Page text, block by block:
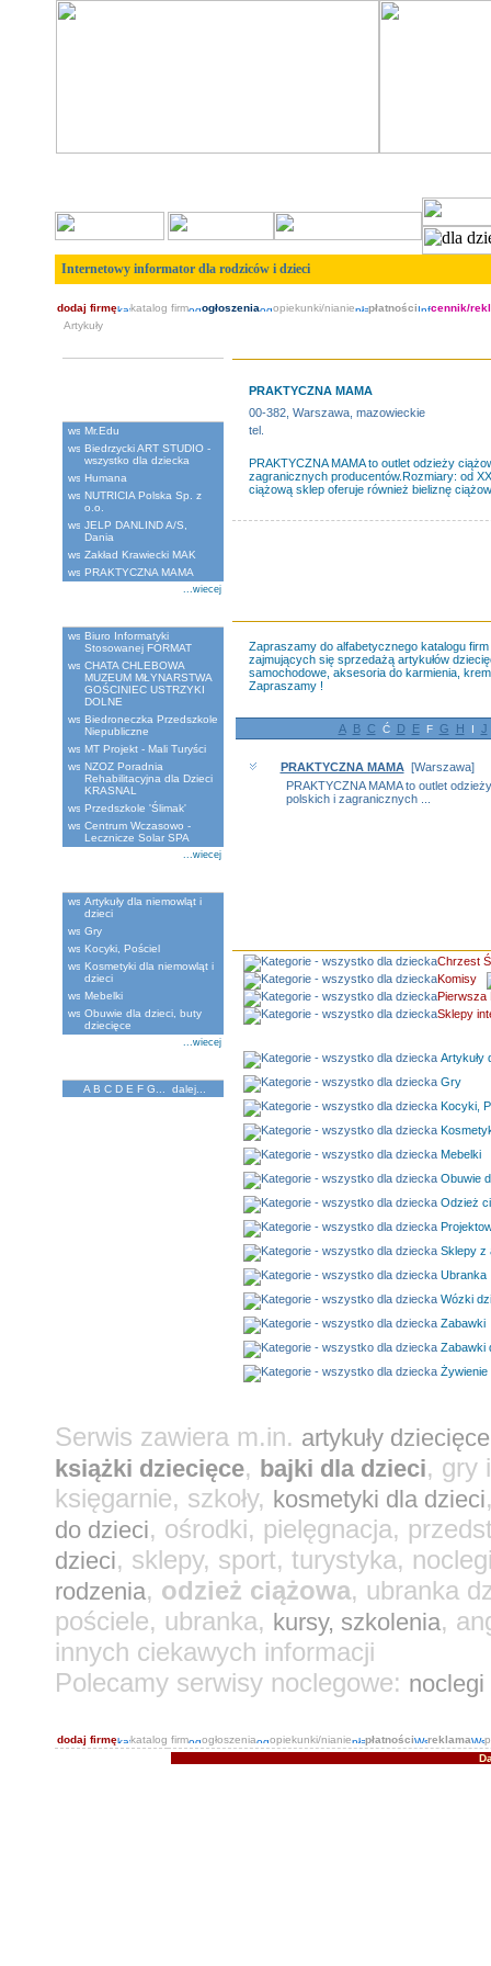
Internetowy informator dla rodziców i dzieci
dodaj firmę katalog firm ogłoszenia opiekunki/nianie płatności
cennik/
Artykuły
Mr.Edu
Biedrzycki ART STUDIO -
wszystko dla dziecka
Humana
NUTRICIA Polska Sp. z
o.o.
JELP DANLIND A/S,
Dania
Zakład Krawiecki MAK
PRAKTYCZNA MAMA
...wiecej
Biuro Informatyki
Stosowanej FORMAT
CHATA CHLEBOWA
MUZEUM MŁYNARSTWA
GOŚCINIEC USTRZYKI
DOLNE
Biedroneczka Przedszkole
Niepubliczne
MT Projekt - Mali Turyści
NZOZ Poradnia
Rehabilitacyjna dla Dzieci
KRASNAL
Przedszkole 'Ślimak'
Centrum Wczasowo -
Lecznicze Solar SPA
...wiecej
Artykuły dla niemowląt i
dzieci
Gry
Kocyki, Pościel
Kosmetyki dla niemowląt i
dzieci
Mebelki
Obuwie dla dzieci, buty
dziecięce
...wiecej
A B C D E F G dalej...
PRAKTYCZNA MAMA
00-382, Warszawa, mazowieckie
tel.
PRAKTYCZNA MAMA to outlet odzieży
zagranicznych producentów.Rozmiary: od
ciążową sklep oferuje również bieliznę
Zapraszamy do alfabetycznego katalogu
zajmujących się sprzedażą artykułów
samochodowe, aksesoria do karmienia,
Zapraszamy !
A B C Ć D EF G H I J
PRAKTYCZNA MAMA[Warszawa]
PRAKTYCZNA MAMA to outlet
polskich i zagranicznych ...
Chrzest
Komisy
Pierwsza
Sklepy
Artykuły
Gry
Kocyki,
Mebelki
Obuwie
Odzież
Sklepy z
Ubranka
Wózki
Zabawki
Zabawki
Żywienie
Serwis zawiera m.in. artykuły dziecięce
książki dziecięce, bajki dla dzieci, gry
księgarnie, szkoły, kosmetyki dla dzieci
do dzieci, ośrodki, pielęgnacja,
dzieci, sklepy, sport, turystyka,
rodzenia, odzież ciążowa, ubranka
pościele, ubranka, kursy, szkolenia,
innych ciekawych informacji
Polecamy serwisy noclegowe: noclegi
dodaj firmę katalog firm ogłoszenia opiekunki/nianie płatności reklama